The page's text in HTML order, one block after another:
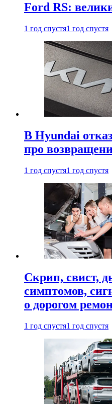
Ford RS:
1 год спустя1 год спустя
В Hyundai
про
1 год спустя1 год спустя
Скрип, свист,
симптомов,
о дорогом
1 год спустя1 год спустя